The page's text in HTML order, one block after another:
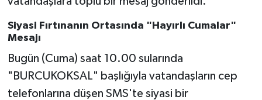
Siyasi Fırtınanın Ortasında "Hayırlı Cumalar"
Mesajı
Bugün (Cuma) saat 10.00 sularında
"BURCUKOKSAL" başlığıyla vatandaşların cep
telefonlarına düşen SMS'te siyasi bir